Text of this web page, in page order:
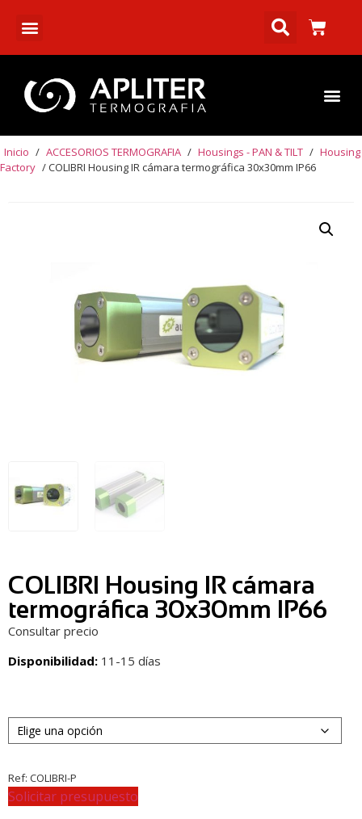
Inicio / ACCESORIOS TERMOGRAFIA / Housings - PAN & TILT / Housing
Factory / COLIBRI Housing IR cámara termográfica 30x30mm IP66
COLIBRI Housing IR cámara
termográfica 30x30mm IP66
Consultar precio
Disponibilidad: 11-15 días
Ref: COLIBRI-P
Solicitar presupuesto